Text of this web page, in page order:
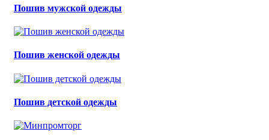
Пошив мужской одежды
Пошив женской одежды
Пошив детской одежды